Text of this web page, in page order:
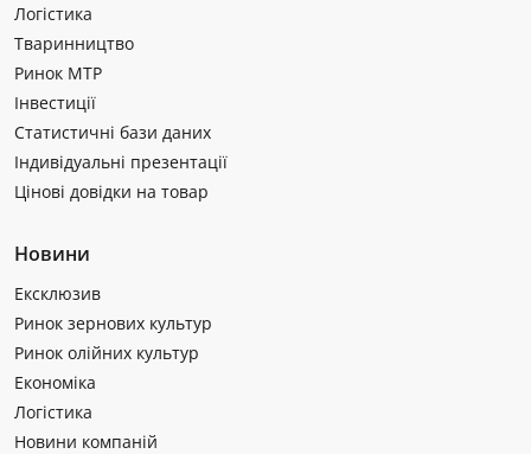
Логістика
Тваринництво
Ринок МТР
Інвестиції
Статистичні бази даних
Індивідуальні презентації
Цінові довідки на товар
Новини
Ексклюзив
Ринок зернових культур
Ринок олійних культур
Економіка
Логістика
Новини компаній